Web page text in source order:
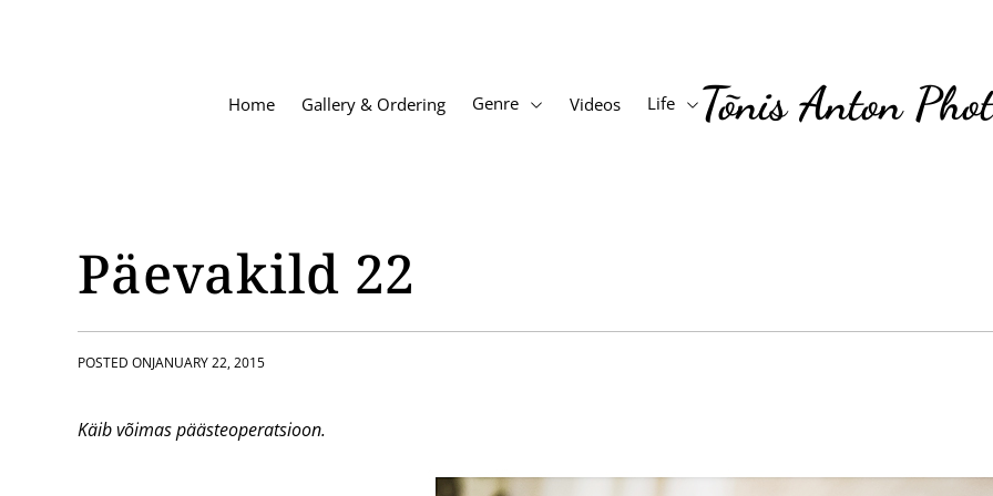
Home Gallery & Ordering Genre Videos Life Tõnis Anton
Päevakild 22
POSTED ONJANUARY 22, 2015
Käib võimas päästeoperatsioon.